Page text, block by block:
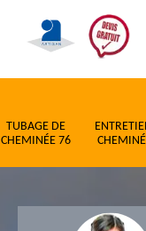
TUBAGE DE
CHEMINÉE 76